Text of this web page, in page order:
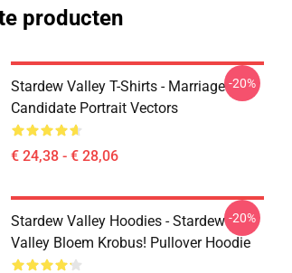
producten
Stardew Valley T-Shirts - Marriage
Candidate Portrait Vectors
€ 24,38 - € 28,06
-20%
Stardew Valley Hoodies - Stardew
Valley Bloem Krobus! Pullover Hoodie
-20%